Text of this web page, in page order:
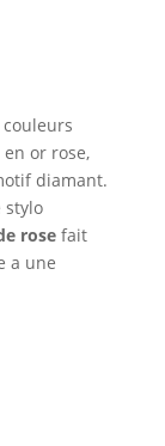
or rose,
diamant.
stylo
rosefait
a une